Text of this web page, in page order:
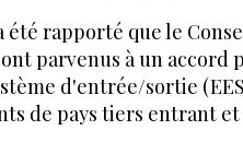
été rapporté que le
parvenus à un
d'entrée/sortie
de pays tiers entrant